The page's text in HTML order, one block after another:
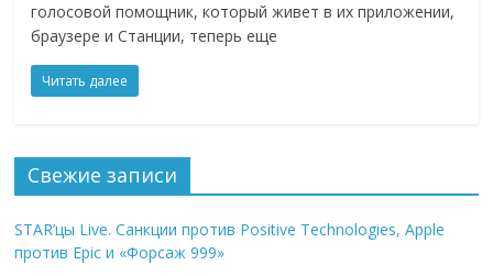
голосовой помощник, который живет в их приложении,
браузере и Станции, теперь еще
Читать далее
Свежие записи
STAR’цы Live. Санкции против Positive Technologies, Apple
против Epic и «Форсаж 999»